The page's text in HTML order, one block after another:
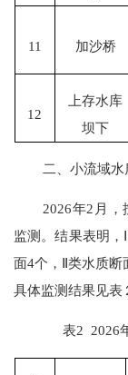
11 加沙桥
12
上存水库
坝下
二、小流域水
2026年2 月
监测。结果表明 ，
面4个 ， Ⅱ类水质断
具体监测结果见表
表2 2026